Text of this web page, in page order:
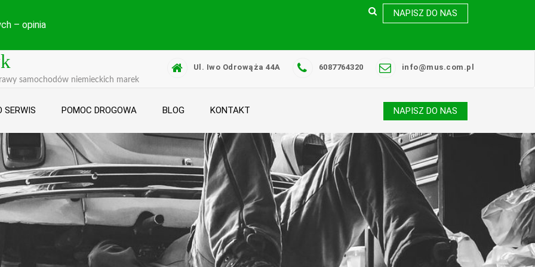
– opinia
NAPISZ DO NAS
samochodów niemieckich marek
Ul. Iwo Odrowąża 44A 6087764320 info@mus.com.pl
SERWIS POMOC DROGOWA BLOG KONTAKT NAPISZ DO NAS